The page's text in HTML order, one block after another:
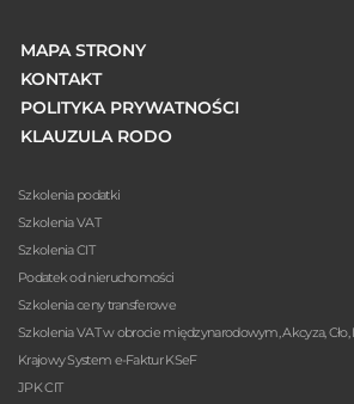
MAPA STRONY
KONTAKT
POLITYKA PRYWATNOŚCI
KLAUZULA RODO
Szkolenia podatki
Szkolenia VAT
Szkolenia CIT
Podatek od nieruchomości
Szkolenia ceny transferowe
Szkolenia VAT w obrocie międzynarodowym, Akcyza, Cło,
Krajowy System e-Faktur KSeF
JPK CIT